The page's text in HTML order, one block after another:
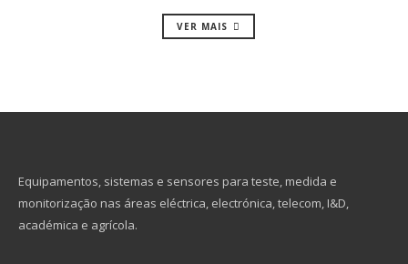
VER MAIS
Equipamentos, sistemas e sensores para teste, medida e
monitorização nas áreas eléctrica, electrónica, telecom, I&D,
académica e agrícola.